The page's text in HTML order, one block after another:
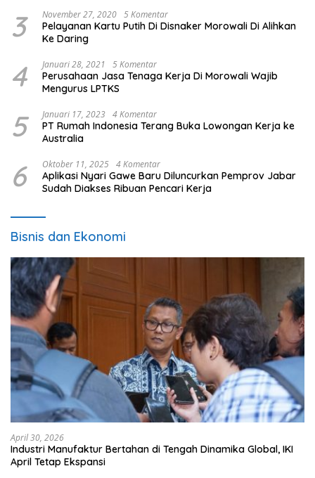
3 November 27, 2020 5 Komentar
Pelayanan Kartu Putih Di Disnaker Morowali Di Alihkan
Ke Daring
4 Januari 28, 2021 5 Komentar
Perusahaan Jasa Tenaga Kerja Di Morowali Wajib
Mengurus LPTKS
5 Januari 17, 2023 4 Komentar
PT Rumah Indonesia Terang Buka Lowongan Kerja ke
Australia
6 Oktober 11, 2025 4 Komentar
Aplikasi Nyari Gawe Baru Diluncurkan Pemprov Jabar
Sudah Diakses Ribuan Pencari Kerja
Bisnis dan Ekonomi
April 30, 2026
Industri Manufaktur Bertahan di Tengah Dinamika Global, IKI
April Tetap Ekspansi